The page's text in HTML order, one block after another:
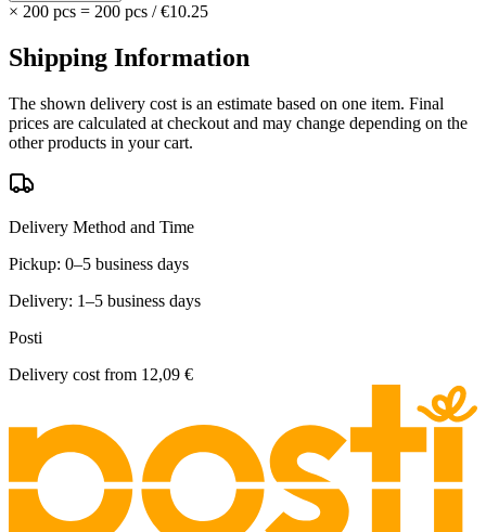
× 200 pcs = 200 pcs / €10.25
Shipping Information
The shown delivery cost is an estimate based on one item. Final
prices are calculated at checkout and may change depending on the
other products in your cart.
Delivery Method and Time
Pickup: 0–5 business days
Delivery: 1–5 business days
Posti
Delivery cost from 12,09 €